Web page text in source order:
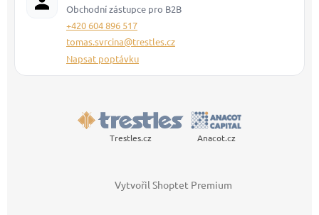
Obchodní zástupce pro B2B
+420 604 896 517
tomas.svrcina@trestles.cz
Napsat poptávku
Trestles.cz Anacot.cz
Vytvořil Shoptet Premium